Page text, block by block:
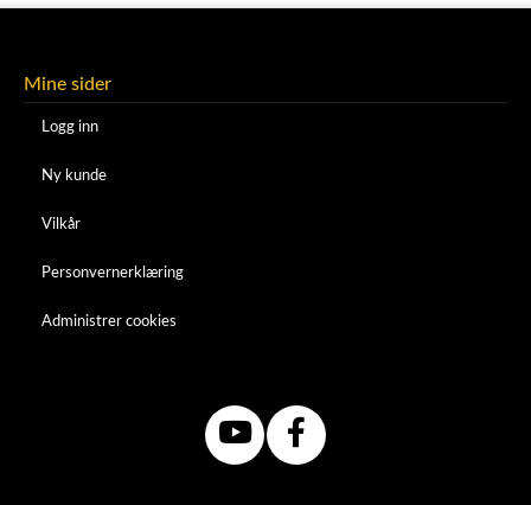
Mine sider
Logg inn
Ny kunde
Vilkår
Personvernerklæring
Administrer cookies